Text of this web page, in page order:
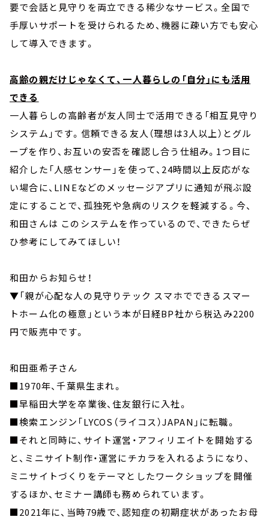
要で会話と見守りを両立できる稀少なサービス。全国で
手厚いサポートを受けられるため、機器に疎い方でも安心
して導入できます。
高齢の親だけじゃなくて、一人暮らしの「自分」にも活用
できる
一人暮らしの高齢者が友人同士で活用できる「相互見守り
システム」です。信頼できる友人（理想は3人以上）とグル
ープを作り、お互いの安否を確認し合う仕組み。1つ目に
紹介した「人感センサー」を使って、24時間以上反応がな
い場合に、LINEなどのメッセージアプリに通知が飛ぶ設
定にすることで、孤独死や急病のリスクを軽減する。今、
和田さんは このシステムを作っているので、できたらぜ
ひ参考にしてみてほしい！
和田からお知らせ！
▼「親が心配な人の見守りテック スマホでできるスマー
トホーム化の極意」という本が日経BP社から税込み2200
円で販売中です。
和田亜希子さん
■1970年、千葉県生まれ。
■早稲田大学を卒業後、住友銀行に入社。
■検索エンジン「LYCOS（ライコス）JAPAN」に転職。
■それと同時に、サイト運営・アフィリエイトを開始する
と、ミニサイト制作・運営にチカラを入れるようになり、
ミニサイトづくりをテーマとしたワークショップを開催
するほか、セミナー講師も務められています。
■2021年に、当時79歳で、認知症の初期症状があったお母